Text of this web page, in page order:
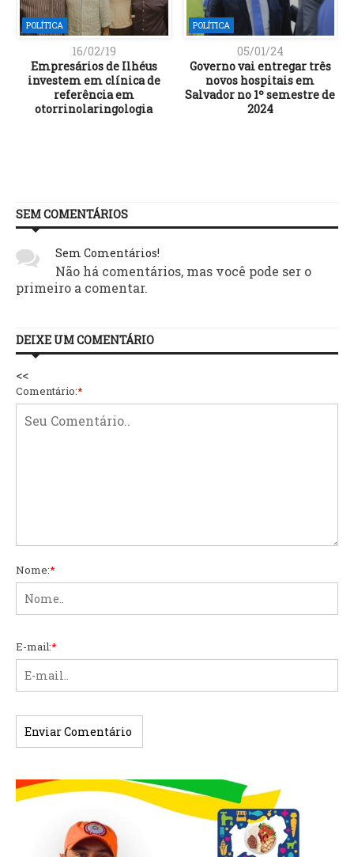
POLÍTICA
16/02/19
Empresários de Ilhéus
investem em clínica de
referência em
otorrinolaringologia
POLÍTICA
05/01/24
Governo vai entregar três
novos hospitais em
Salvador no 1º semestre de
2024
SEM COMENTÁRIOS
Sem Comentários!
Não há comentários, mas você pode ser o
primeiro a comentar.
DEIXE UM COMENTÁRIO
<<
Comentário:*
Nome:*
E-mail:*